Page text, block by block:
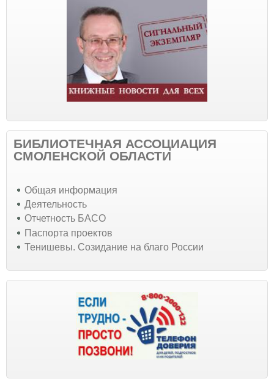
БИБЛИОТЕЧНАЯ АССОЦИАЦИЯ
СМОЛЕНСКОЙ ОБЛАСТИ
Общая информация
Деятельность
Отчетность БАСО
Паспорта проектов
Тенишевы. Созидание на благо России